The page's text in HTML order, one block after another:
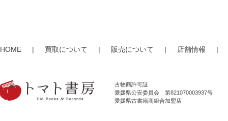
HOME | 買取について | 販売について | 店舗情報 |
古物商許可証
愛媛県公安委員会 第821070003937号
愛媛県古書籍商組合加盟店